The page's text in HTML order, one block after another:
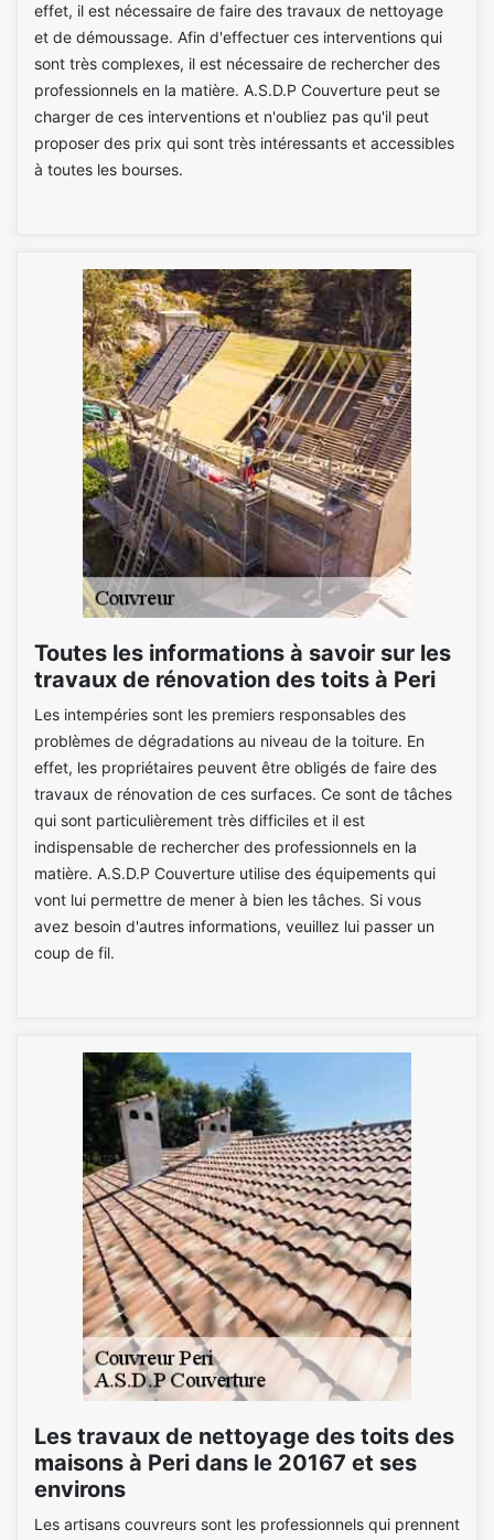
effet, il est nécessaire de faire des travaux de nettoyage
et de démoussage. Afin d'effectuer ces interventions qui
sont très complexes, il est nécessaire de rechercher des
professionnels en la matière. A.S.D.P Couverture peut se
charger de ces interventions et n'oubliez pas qu'il peut
proposer des prix qui sont très intéressants et accessibles
à toutes les bourses.
Toutes les informations à savoir sur les
travaux de rénovation des toits à Peri
Les intempéries sont les premiers responsables des
problèmes de dégradations au niveau de la toiture. En
effet, les propriétaires peuvent être obligés de faire des
travaux de rénovation de ces surfaces. Ce sont de tâches
qui sont particulièrement très difficiles et il est
indispensable de rechercher des professionnels en la
matière. A.S.D.P Couverture utilise des équipements qui
vont lui permettre de mener à bien les tâches. Si vous
avez besoin d'autres informations, veuillez lui passer un
coup de fil.
Les travaux de nettoyage des toits des
maisons à Peri dans le 20167 et ses
environs
Les artisans couvreurs sont les professionnels qui prennent